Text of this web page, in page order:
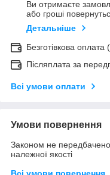
Ви отримаєте
або гроші
Детальніше
Безготівкова оплата
Післяплата за
Всі умови оплати
Умови повернення
Законом не
належної якості